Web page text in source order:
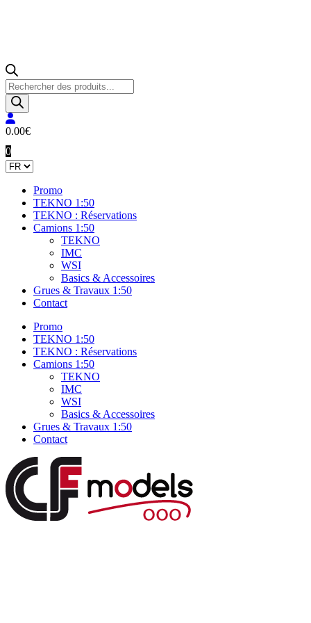
Recherche
de
produits
0.00€
0
Promo
TEKNO 1:50
TEKNO : Réservations
Camions 1:50
TEKNO
IMC
WSI
Basics & Accessoires
Grues & Travaux 1:50
Contact
Promo
TEKNO 1:50
TEKNO : Réservations
Camions 1:50
TEKNO
IMC
WSI
Basics & Accessoires
Grues & Travaux 1:50
Contact